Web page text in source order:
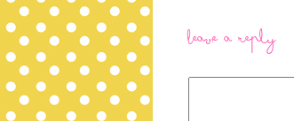
Leave a Reply